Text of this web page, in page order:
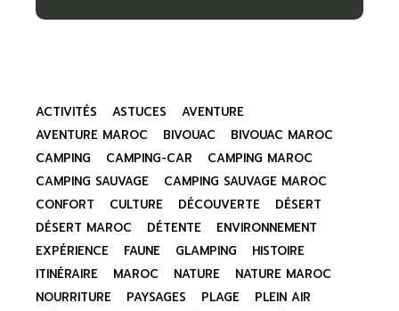
ACTIVITÉS ASTUCES
AVENTURE
AVENTURE MAROC
BIVOUAC
BIVOUAC MAROC
CAMPING
CAMPING-CAR
CAMPING MAROC
CAMPING SAUVAGE
CAMPING SAUVAGE MAROC
CONFORT
CULTURE DÉCOUVERTE
DÉSERT
DÉSERT MAROC
DÉTENTE
ENVIRONNEMENT
EXPÉRIENCE
FAUNE GLAMPING
HISTOIRE
ITINÉRAIRE
MAROC NATURE
NATURE MAROC
NOURRITURE
PAYSAGES PLAGE
PLEIN AIR